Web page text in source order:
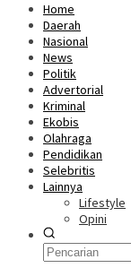
Home
Daerah
Nasional
News
Politik
Advertorial
Kriminal
Ekobis
Olahraga
Pendidikan
Selebritis
Lainnya
Lifestyle
Opini